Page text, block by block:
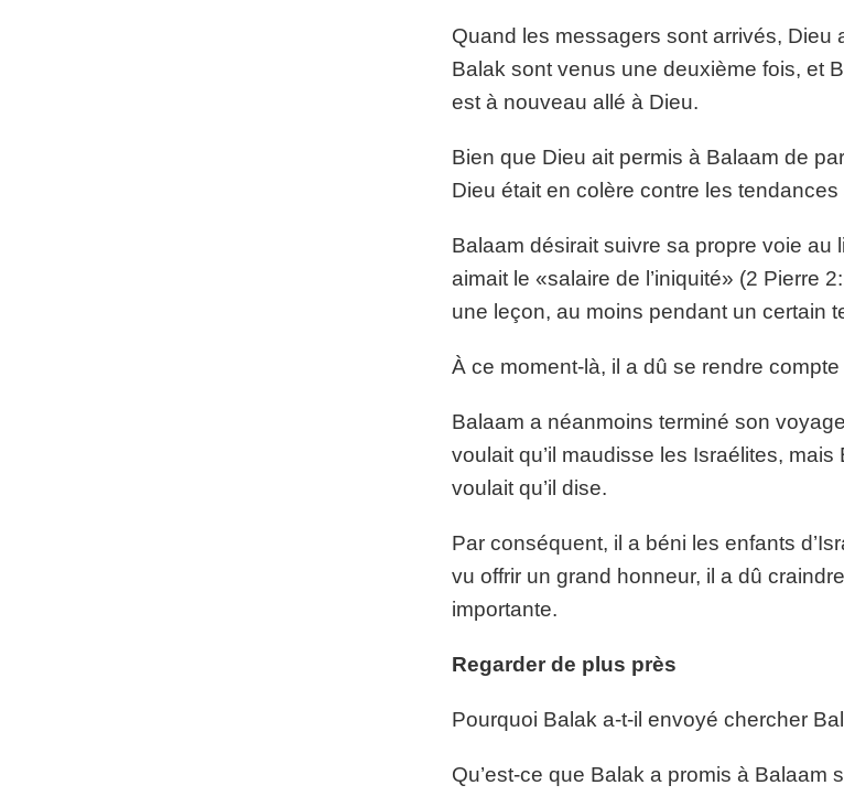
Quand les messagers sont arrivés, Dieu
Balak sont venus une deuxième fois, et
est à nouveau allé à Dieu.
Bien que Dieu ait permis à Balaam de
Dieu était en colère contre les
Balaam désirait suivre sa propre voie au
aimait le «salaire de l’iniquité» (2 Pierre
une leçon, au moins pendant un certain
À ce moment-là, il a dû se rendre
Balaam a néanmoins terminé son
voulait qu’il maudisse les Israélites,
voulait qu’il dise.
Par conséquent, il a béni les enfants
vu offrir un grand honneur, il a dû
importante.
Regarder de plus près
Pourquoi Balak a-t-il envoyé chercher
Qu’est-ce que Balak a promis à Balaam